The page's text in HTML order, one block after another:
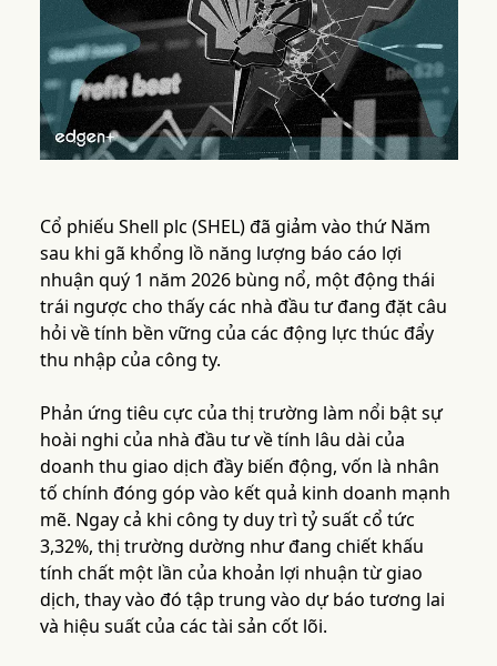
Cổ phiếu Shell plc (SHEL) đã giảm vào thứ Năm
sau khi gã khổng lồ năng lượng báo cáo lợi
nhuận quý 1 năm 2026 bùng nổ, một động thái
trái ngược cho thấy các nhà đầu tư đang đặt câu
hỏi về tính bền vững của các động lực thúc đẩy
thu nhập của công ty.
Phản ứng tiêu cực của thị trường làm nổi bật sự
hoài nghi của nhà đầu tư về tính lâu dài của
doanh thu giao dịch đầy biến động, vốn là nhân
tố chính đóng góp vào kết quả kinh doanh mạnh
mẽ. Ngay cả khi công ty duy trì tỷ suất cổ tức
3,32%, thị trường dường như đang chiết khấu
tính chất một lần của khoản lợi nhuận từ giao
dịch, thay vào đó tập trung vào dự báo tương lai
và hiệu suất của các tài sản cốt lõi.